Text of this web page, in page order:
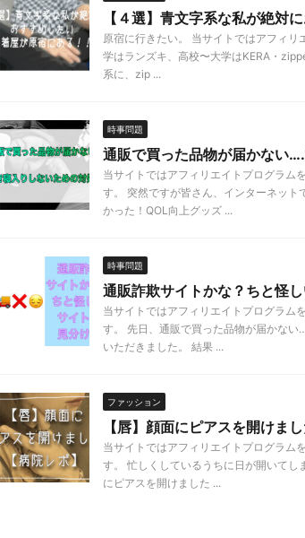
【４選】青文字系な私が絶対
原宿に行きたい。 当サイトではアフィ
学はランズキ、高校〜大学はKERA・
系に、zip ...
時事問題
通販で買った品物が届かない
当サイトではアフィリエイトプログラム
す。 突然ですが皆さん、インターネット
かった！QOL向上グッズ ...
時事問題
通販詐欺サイトかな？ちと怪
当サイトではアフィリエイトプログラム
す。 先日、通販で買った品物が届かな
いただきました。 結果 ...
ファッション
【唇】顔面にピアスを開けま
当サイトではアフィリエイトプログラム
す。 忙しくしているうちに日が開いて
にピアスを開けました ...